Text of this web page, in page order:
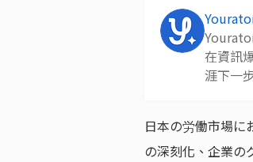
在資訊
涯下一
日本の労働市場に
の深刻化、企業の